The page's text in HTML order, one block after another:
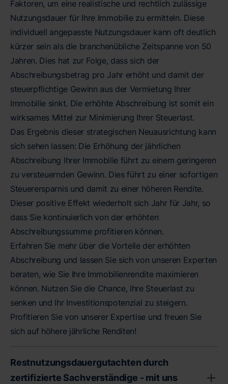
Faktoren, um eine realistische und rechtlich zulässige
Nutzungsdauer für Ihre Immobilie zu ermitteln. Diese
individuell angepasste Nutzungsdauer kann oft deutlich
kürzer sein als die branchenübliche Zeitspanne von 50
Jahren. Dies hat zur Folge, dass sich der
Abschreibungsbetrag pro Jahr erhöht und damit der
steuerpflichtige Gewinn aus der Vermietung Ihrer
Immobilie sinkt. Die erhöhte Abschreibung ist somit ein
wirksames Mittel zur Minimierung Ihrer Steuerlast.
Das Ergebnis dieser strategischen Neuausrichtung kann
sich sehen lassen: Die Erhöhung der jährlichen
Abschreibung Ihrer Immobilie führt zu einem geringeren
zu versteuernden Gewinn. Dies führt zu einer sofortigen
Steuerersparnis und damit zu einer höheren Rendite.
Dieser positive Effekt wiederholt sich Jahr für Jahr, so
dass Sie kontinuierlich von der erhöhten
Abschreibungssumme profitieren können.
Erfahren Sie mehr über die Vorteile der erhöhten
Abschreibung und lassen Sie sich von unseren Experten
beraten, wie Sie Ihre Immobilienrendite maximieren
können. Nutzen Sie die Chance, Ihre Steuerlast zu
senken und Ihr Investitionspotenzial zu steigern.
Profitieren Sie von unserer Expertise und freuen Sie
sich auf höhere jährliche Renditen!
Restnutzungsdauergutachten durch
zertifizierte Sachverständige - mit uns